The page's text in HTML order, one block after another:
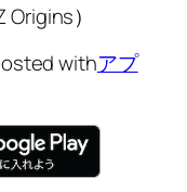
）
withアプ